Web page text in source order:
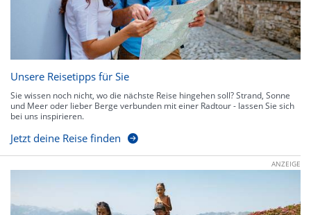
Unsere Reisetipps für Sie
Sie wissen noch nicht, wo die nächste Reise hingehen soll? Strand, Sonne
und Meer oder lieber Berge verbunden mit einer Radtour - lassen Sie sich
bei uns inspirieren.
Jetzt deine Reise finden
ANZEIGE